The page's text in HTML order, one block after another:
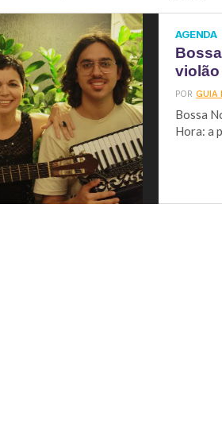
AGENDA
violão
PORGUIA
Bossa
Hora: a